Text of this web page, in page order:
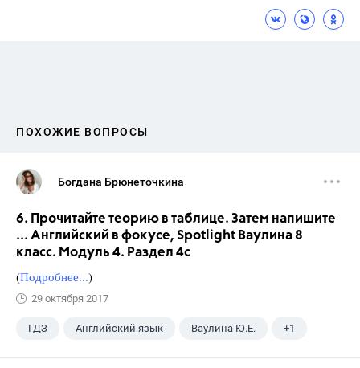
ПОХОЖИЕ ВОПРОСЫ
Богдана Брюнеточкина
6. Прочитайте теорию в таблице. Затем напишите
... Английский в фокусе, Spotlight Ваулина 8
класс. Модуль 4. Раздел 4с
(Подробнее...)
29 октября 2017
ГДЗ Английский язык Ваулина Ю.Е. +1